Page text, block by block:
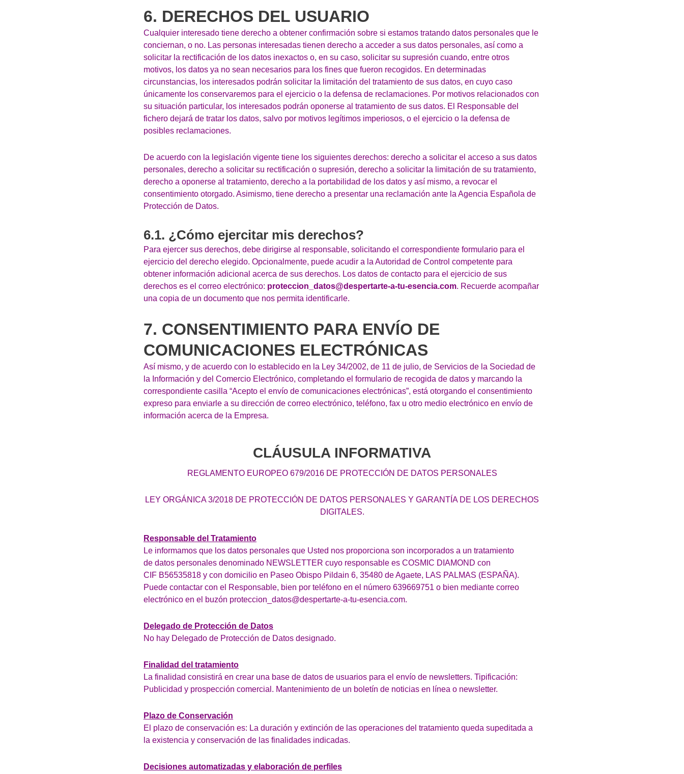
6. DERECHOS DEL USUARIO
Cualquier interesado tiene derecho a obtener confirmación sobre si estamos tratando datos personales que le
conciernan, o no. Las personas interesadas tienen derecho a acceder a sus datos personales, así como a
solicitar la rectificación de los datos inexactos o, en su caso, solicitar su supresión cuando, entre otros
motivos, los datos ya no sean necesarios para los fines que fueron recogidos. En determinadas
circunstancias, los interesados podrán solicitar la limitación del tratamiento de sus datos, en cuyo caso
únicamente los conservaremos para el ejercicio o la defensa de reclamaciones. Por motivos relacionados con
su situación particular, los interesados podrán oponerse al tratamiento de sus datos. El Responsable del
fichero dejará de tratar los datos, salvo por motivos legítimos imperiosos, o el ejercicio o la defensa de
posibles reclamaciones.
De acuerdo con la legislación vigente tiene los siguientes derechos: derecho a solicitar el acceso a sus datos
personales, derecho a solicitar su rectificación o supresión, derecho a solicitar la limitación de su tratamiento,
derecho a oponerse al tratamiento, derecho a la portabilidad de los datos y así mismo, a revocar el
consentimiento otorgado. Asimismo, tiene derecho a presentar una reclamación ante la Agencia Española de
Protección de Datos.
6.1. ¿Cómo ejercitar mis derechos?
Para ejercer sus derechos, debe dirigirse al responsable, solicitando el correspondiente formulario para el
ejercicio del derecho elegido. Opcionalmente, puede acudir a la Autoridad de Control competente para
obtener información adicional acerca de sus derechos. Los datos de contacto para el ejercicio de sus
derechos es el correo electrónico: proteccion_datos@despertarte-a-tu-esencia.com. Recuerde acompañar
una copia de un documento que nos permita identificarle.
7. CONSENTIMIENTO PARA ENVÍO DE
COMUNICACIONES ELECTRÓNICAS
Así mismo, y de acuerdo con lo establecido en la Ley 34/2002, de 11 de julio, de Servicios de la Sociedad de
la Información y del Comercio Electrónico, completando el formulario de recogida de datos y marcando la
correspondiente casilla “Acepto el envío de comunicaciones electrónicas”, está otorgando el consentimiento
expreso para enviarle a su dirección de correo electrónico, teléfono, fax u otro medio electrónico en envío de
información acerca de la Empresa.
CLÁUSULA INFORMATIVA
REGLAMENTO EUROPEO 679/2016 DE PROTECCIÓN DE DATOS PERSONALES
LEY ORGÁNICA 3/2018 DE PROTECCIÓN DE DATOS PERSONALES Y GARANTÍA DE LOS DERECHOS
DIGITALES.
Responsable del Tratamiento
Le informamos que los datos personales que Usted nos proporciona son incorporados a un tratamiento
de datos personales denominado NEWSLETTER cuyo responsable es COSMIC DIAMOND con
CIF B56535818 y con domicilio en Paseo Obispo Pildain 6, 35480 de Agaete, LAS PALMAS (ESPAÑA).
Puede contactar con el Responsable, bien por teléfono en el número 639669751 o bien mediante correo
electrónico en el buzón proteccion_datos@despertarte-a-tu-esencia.com.
Delegado de Protección de Datos
No hay Delegado de Protección de Datos designado.
Finalidad del tratamiento
La finalidad consistirá en crear una base de datos de usuarios para el envío de newsletters. Tipificación:
Publicidad y prospección comercial. Mantenimiento de un boletín de noticias en línea o newsletter.
Plazo de Conservación
El plazo de conservación es: La duración y extinción de las operaciones del tratamiento queda supeditada a
la existencia y conservación de las finalidades indicadas.
Decisiones automatizadas y elaboración de perfiles